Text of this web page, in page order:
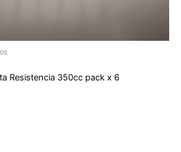
Resistencia 350cc pack x 6